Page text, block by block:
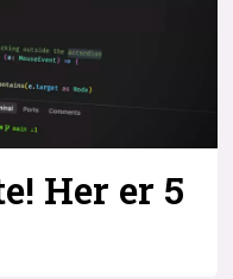
Her er 5